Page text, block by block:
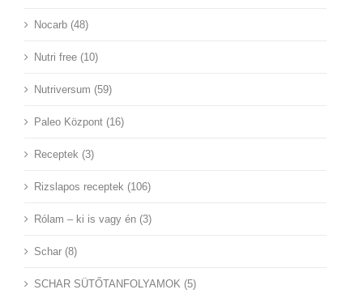
Nocarb (48)
Nutri free (10)
Nutriversum (59)
Paleo Központ (16)
Receptek (3)
Rizslapos receptek (106)
Rólam – ki is vagy én (3)
Schar (8)
SCHAR SÜTŐTANFOLYAMOK (5)